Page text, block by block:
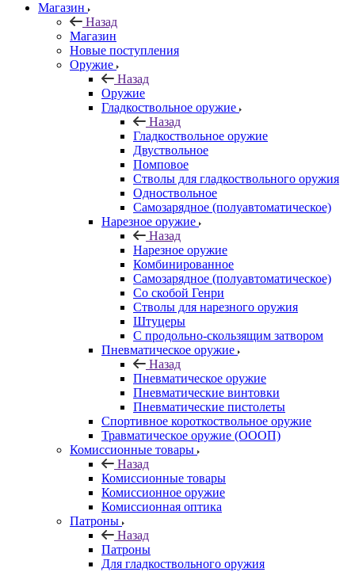
Магазин
Назад
Магазин
Новые поступления
Оружие
Назад
Оружие
Гладкоствольное оружие
Назад
Гладкоствольное оружие
Двуствольное
Помповое
Стволы для гладкоствольного оружия
Одноствольное
Самозарядное (полуавтоматическое)
Нарезное оружие
Назад
Нарезное оружие
Комбинированное
Самозарядное (полуавтоматическое)
Со скобой Генри
Стволы для нарезного оружия
Штуцеры
С продольно-скользящим затвором
Пневматическое оружие
Назад
Пневматическое оружие
Пневматические винтовки
Пневматические пистолеты
Спортивное короткоствольное оружие
Травматическое оружие (ОООП)
Комиссионные товары
Назад
Комиссионные товары
Комиссионное оружие
Комиссионная оптика
Патроны
Назад
Патроны
Для гладкоствольного оружия